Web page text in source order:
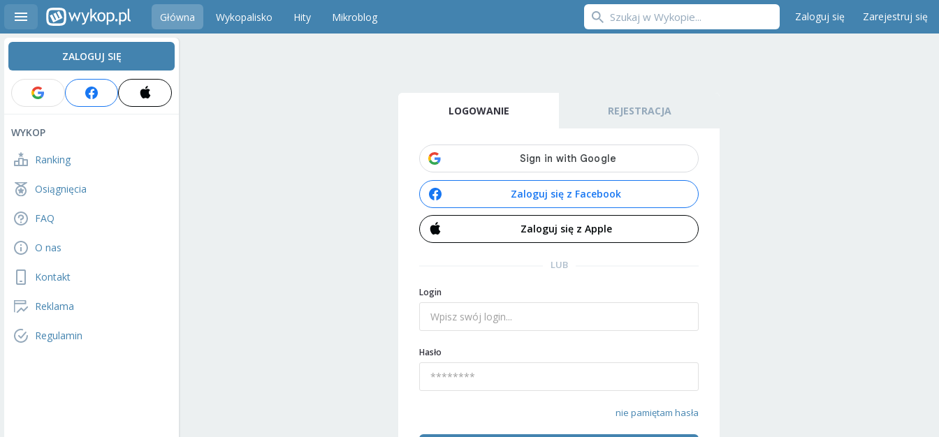
Główna Wykopalisko Hity Mikroblog Zaloguj się Zarejestruj się
ZALOGUJ SIĘ
WYKOP
Ranking
Osiągnięcia
FAQ
O nas
Kontakt
Reklama
Regulamin
LOGOWANIE REJESTRACJA
Zaloguj się z Facebook
Zaloguj się z Apple
LUB
Login
Hasło
nie pamiętam hasła